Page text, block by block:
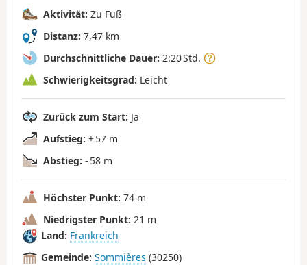
Aktivität: Zu Fuß
Distanz: 7,47 km
Durchschnittliche Dauer: 2:20 Std.
Schwierigkeitsgrad: Leicht
Zurück zum Start: Ja
Aufstieg: + 57 m
Abstieg: - 58 m
Höchster Punkt: 74 m
Niedrigster Punkt: 21 m
Land: Frankreich
Gemeinde: Sommières (30250)